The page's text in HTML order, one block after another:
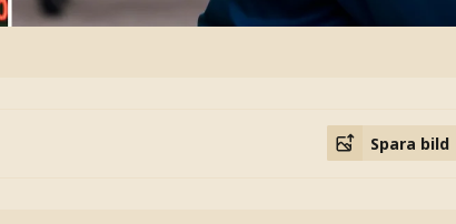
Spara bild